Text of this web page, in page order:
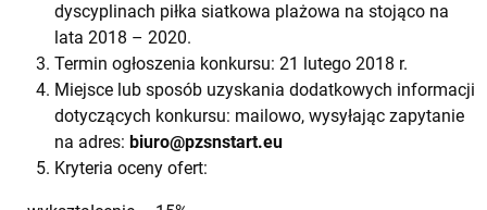
dyscyplinach piłka siatkowa plażowa na stojąco na
lata 2018 – 2020.
Termin ogłoszenia konkursu: 21 lutego 2018 r.
Miejsce lub sposób uzyskania dodatkowych informacji
dotyczących konkursu: mailowo, wysyłając zapytanie
na adres: biuro@pzsnstart.eu
Kryteria oceny ofert: